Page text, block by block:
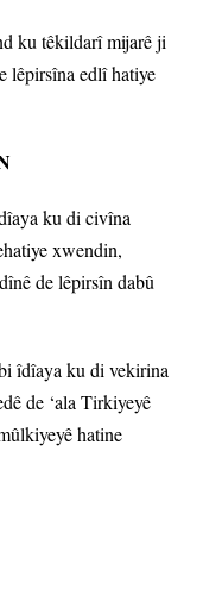
ku têkildarî mijarê ji
lêpirsîna edlî hatiye
ku di civîna
xwendin,
de lêpirsîn dabû
îdîaya ku di vekirina
de ‘ala Tirkiyeyê
hatine